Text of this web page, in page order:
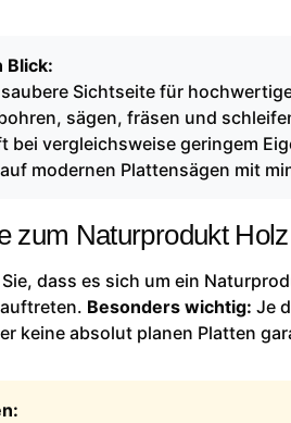
Blick:
Sichtseite für
sägen, fräsen und
bei vergleichsweise geringem
modernen Plattensägen mit
zum Naturprodukt Holz
dass es sich um ein
Besonders wichtig: Je
keine absolut planen Platten